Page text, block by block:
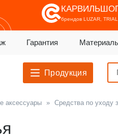
брендов LUZAR,
Гарантия
Продукция
аксессуары » Средства по уходу